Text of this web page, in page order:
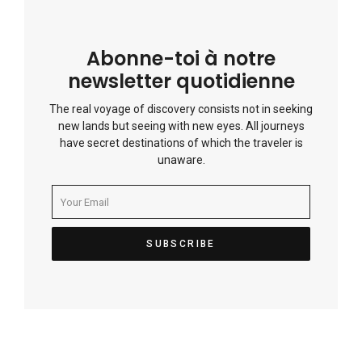
Abonne-toi à notre
newsletter quotidienne
The real voyage of discovery consists not in seeking
new lands but seeing with new eyes. All journeys
have secret destinations of which the traveler is
unaware.